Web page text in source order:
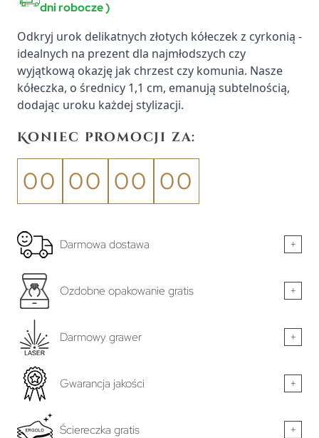
dni robocze )
Odkryj urok delikatnych złotych kółeczek z cyrkonią -
idealnych na prezent dla najmłodszych czy
wyjątkową okazję jak chrzest czy komunia. Nasze
kółeczka, o średnicy 1,1 cm, emanują subtelnością,
dodając uroku każdej stylizacji.
Koniec promocji za:
00 00 00 00
Darmowa dostawa +
Ozdobne opakowanie gratis +
Darmowy grawer +
Gwarancja jakości +
Ściereczka gratis +